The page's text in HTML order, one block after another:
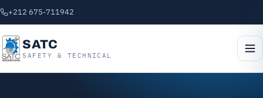
+212 675-711942
SATC
SAFETY & TECHNICAL